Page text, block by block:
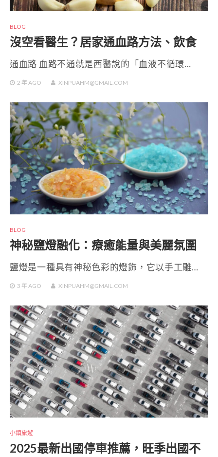
BLOG
沒空看醫生？居家通血路方法、飲食
通血路 血路不通就是西醫說的「血液不循環…
2 年 AGO XINPUAHM@GMAIL.COM
BLOG
神秘鹽燈融化：療癒能量與美麗氛圍
鹽燈是一種具有神秘色彩的燈飾，它以手工雕…
3 年AGO XINPUAHM@GMAIL.COM
小鎮旅遊
2025最新出國停車推薦，旺季出國不